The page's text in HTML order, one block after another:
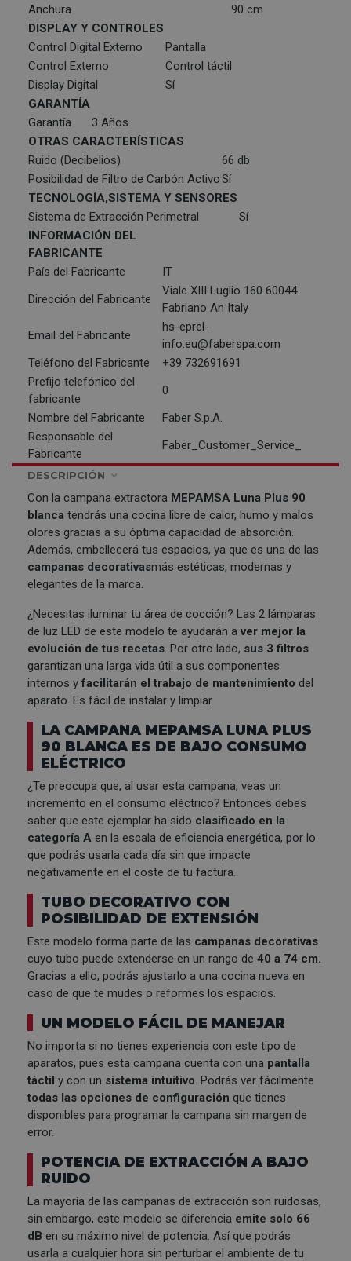
Anchura
90 cm
DISPLAY Y CONTROLES
Control Digital Externo
Pantalla
Control Externo
Control táctil
Display Digital
Sí
GARANTÍA
Garantía
3 Años
OTRAS CARACTERÍSTICAS
Ruido (Decibelios)
66 db
Posibilidad de Filtro de Carbón ActivoSí
TECNOLOGÍA,SISTEMA Y SENSORES
Sistema de Extracción Perimetral
Sí
INFORMACIÓN DEL
FABRICANTE
País del Fabricante
IT
Dirección del Fabricante
Viale XIII Luglio 160 60044
Fabriano An Italy
Email del Fabricante
hs-eprel-
info.eu@faberspa.com
Teléfono del Fabricante
+39 732691691
Prefijo telefónico del
fabricante
0
Nombre del Fabricante
Faber S.p.A.
Responsable del
Fabricante
Faber_Customer_Service_
DESCRIPCIÓN
Con la campana extractora MEPAMSA Luna Plus 90
blanca tendrás una cocina libre de calor, humo y malos
olores gracias a su óptima capacidad de absorción.
Además, embellecerá tus espacios, ya que es una de las
campanas decorativasmás estéticas, modernas y
elegantes de la marca.
¿Necesitas iluminar tu área de cocción? Las 2 lámparas
de luz LED de este modelo te ayudarán a ver mejor la
evolución de tus recetas. Por otro lado, sus 3 filtros
garantizan una larga vida útil a sus componentes
internos y facilitarán el trabajo de mantenimiento del
aparato. Es fácil de instalar y limpiar.
LA CAMPANA MEPAMSA LUNA PLUS
90 BLANCA ES DE BAJO CONSUMO
ELÉCTRICO
¿Te preocupa que, al usar esta campana, veas un
incremento en el consumo eléctrico? Entonces debes
saber que este ejemplar ha sido clasificado en la
categoría A en la escala de eficiencia energética, por lo
que podrás usarla cada día sin que impacte
negativamente en el coste de tu factura.
TUBO DECORATIVO CON
POSIBILIDAD DE EXTENSIÓN
Este modelo forma parte de las campanas decorativas
cuyo tubo puede extenderse en un rango de 40 a 74 cm.
Gracias a ello, podrás ajustarlo a una cocina nueva en
caso de que te mudes o reformes los espacios.
UN MODELO FÁCIL DE MANEJAR
No importa si no tienes experiencia con este tipo de
aparatos, pues esta campana cuenta con una pantalla
táctil y con un sistema intuitivo. Podrás ver fácilmente
todas las opciones de configuración que tienes
disponibles para programar la campana sin margen de
error.
POTENCIA DE EXTRACCIÓN A BAJO
RUIDO
La mayoría de las campanas de extracción son ruidosas,
sin embargo, este modelo se diferencia emite solo 66
dB en su máximo nivel de potencia. Así que podrás
usarla a cualquier hora sin perturbar el ambiente de tu